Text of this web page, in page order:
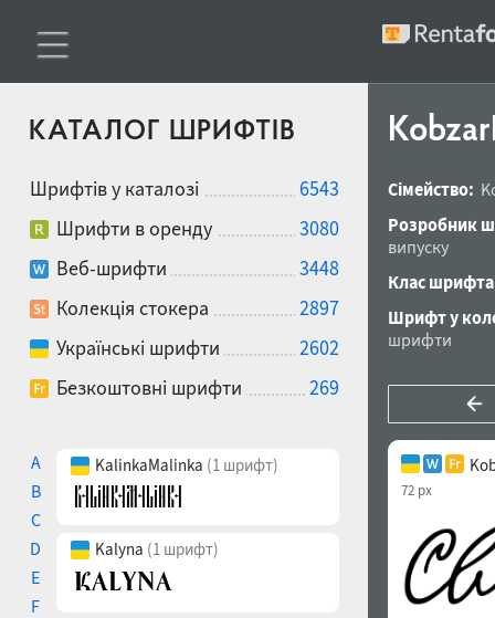
КАТАЛОГ ШРИФТІВ
Шрифтів у каталозі
6543
Шрифти в оренду
3080
Веб-шрифти
3448
Колекція стокера
2897
Українські шрифти
2602
Безкоштовні шрифти
269
A
B
C
D
E
F
KalinkaMalinka (1 шрифт)
Kalyna (1 шрифт)
Сімейство:
Розробник
випуску
Клас
Шрифт у
шрифти
72 px